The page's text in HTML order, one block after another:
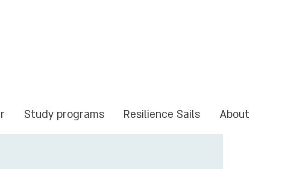
About
Resilience Sails
Study programs